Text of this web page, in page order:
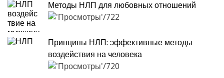
Методы НЛП для любовных отношений
722
Принципы НЛП: эффективные методы
воздействия на человека
720